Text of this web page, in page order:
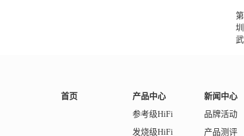
首页
产品中心
参考级HiFi
发烧级HiFi
新闻中心
品牌活动
产品测评